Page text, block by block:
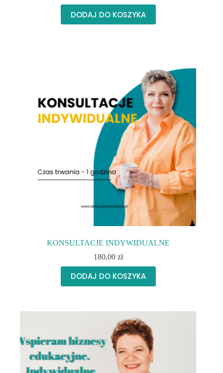
DODAJ DO KOSZYKA
KONSULTACJE INDYWIDUALNE
180,00 zł
DODAJ DO KOSZYKA